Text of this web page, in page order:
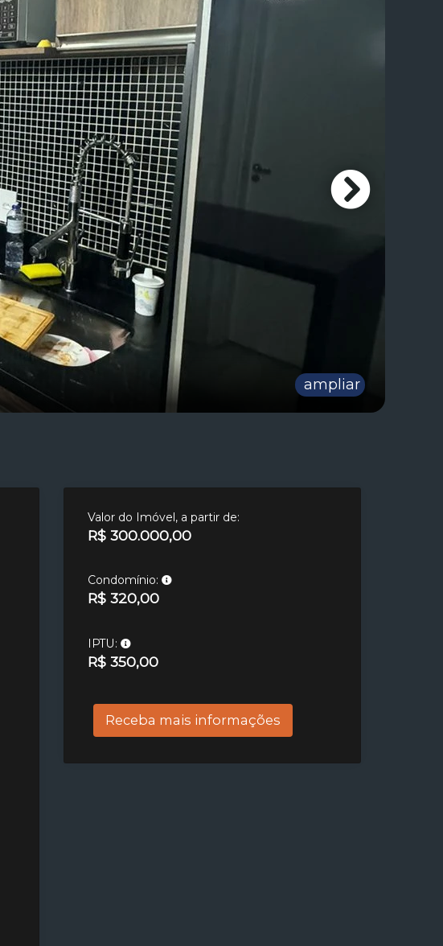
ampliar
Valor do Imóvel, a partir de:
R$ 300.000,00
Condomínio:
R$ 320,00
IPTU:
R$ 350,00
Receba mais informações